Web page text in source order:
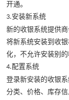
开通。
3.安装新系统
新的收银系统提供
将新系统安装到收
化，不允许安装别的
4.配置系统
登录新安装的收银
分类、价格、库存